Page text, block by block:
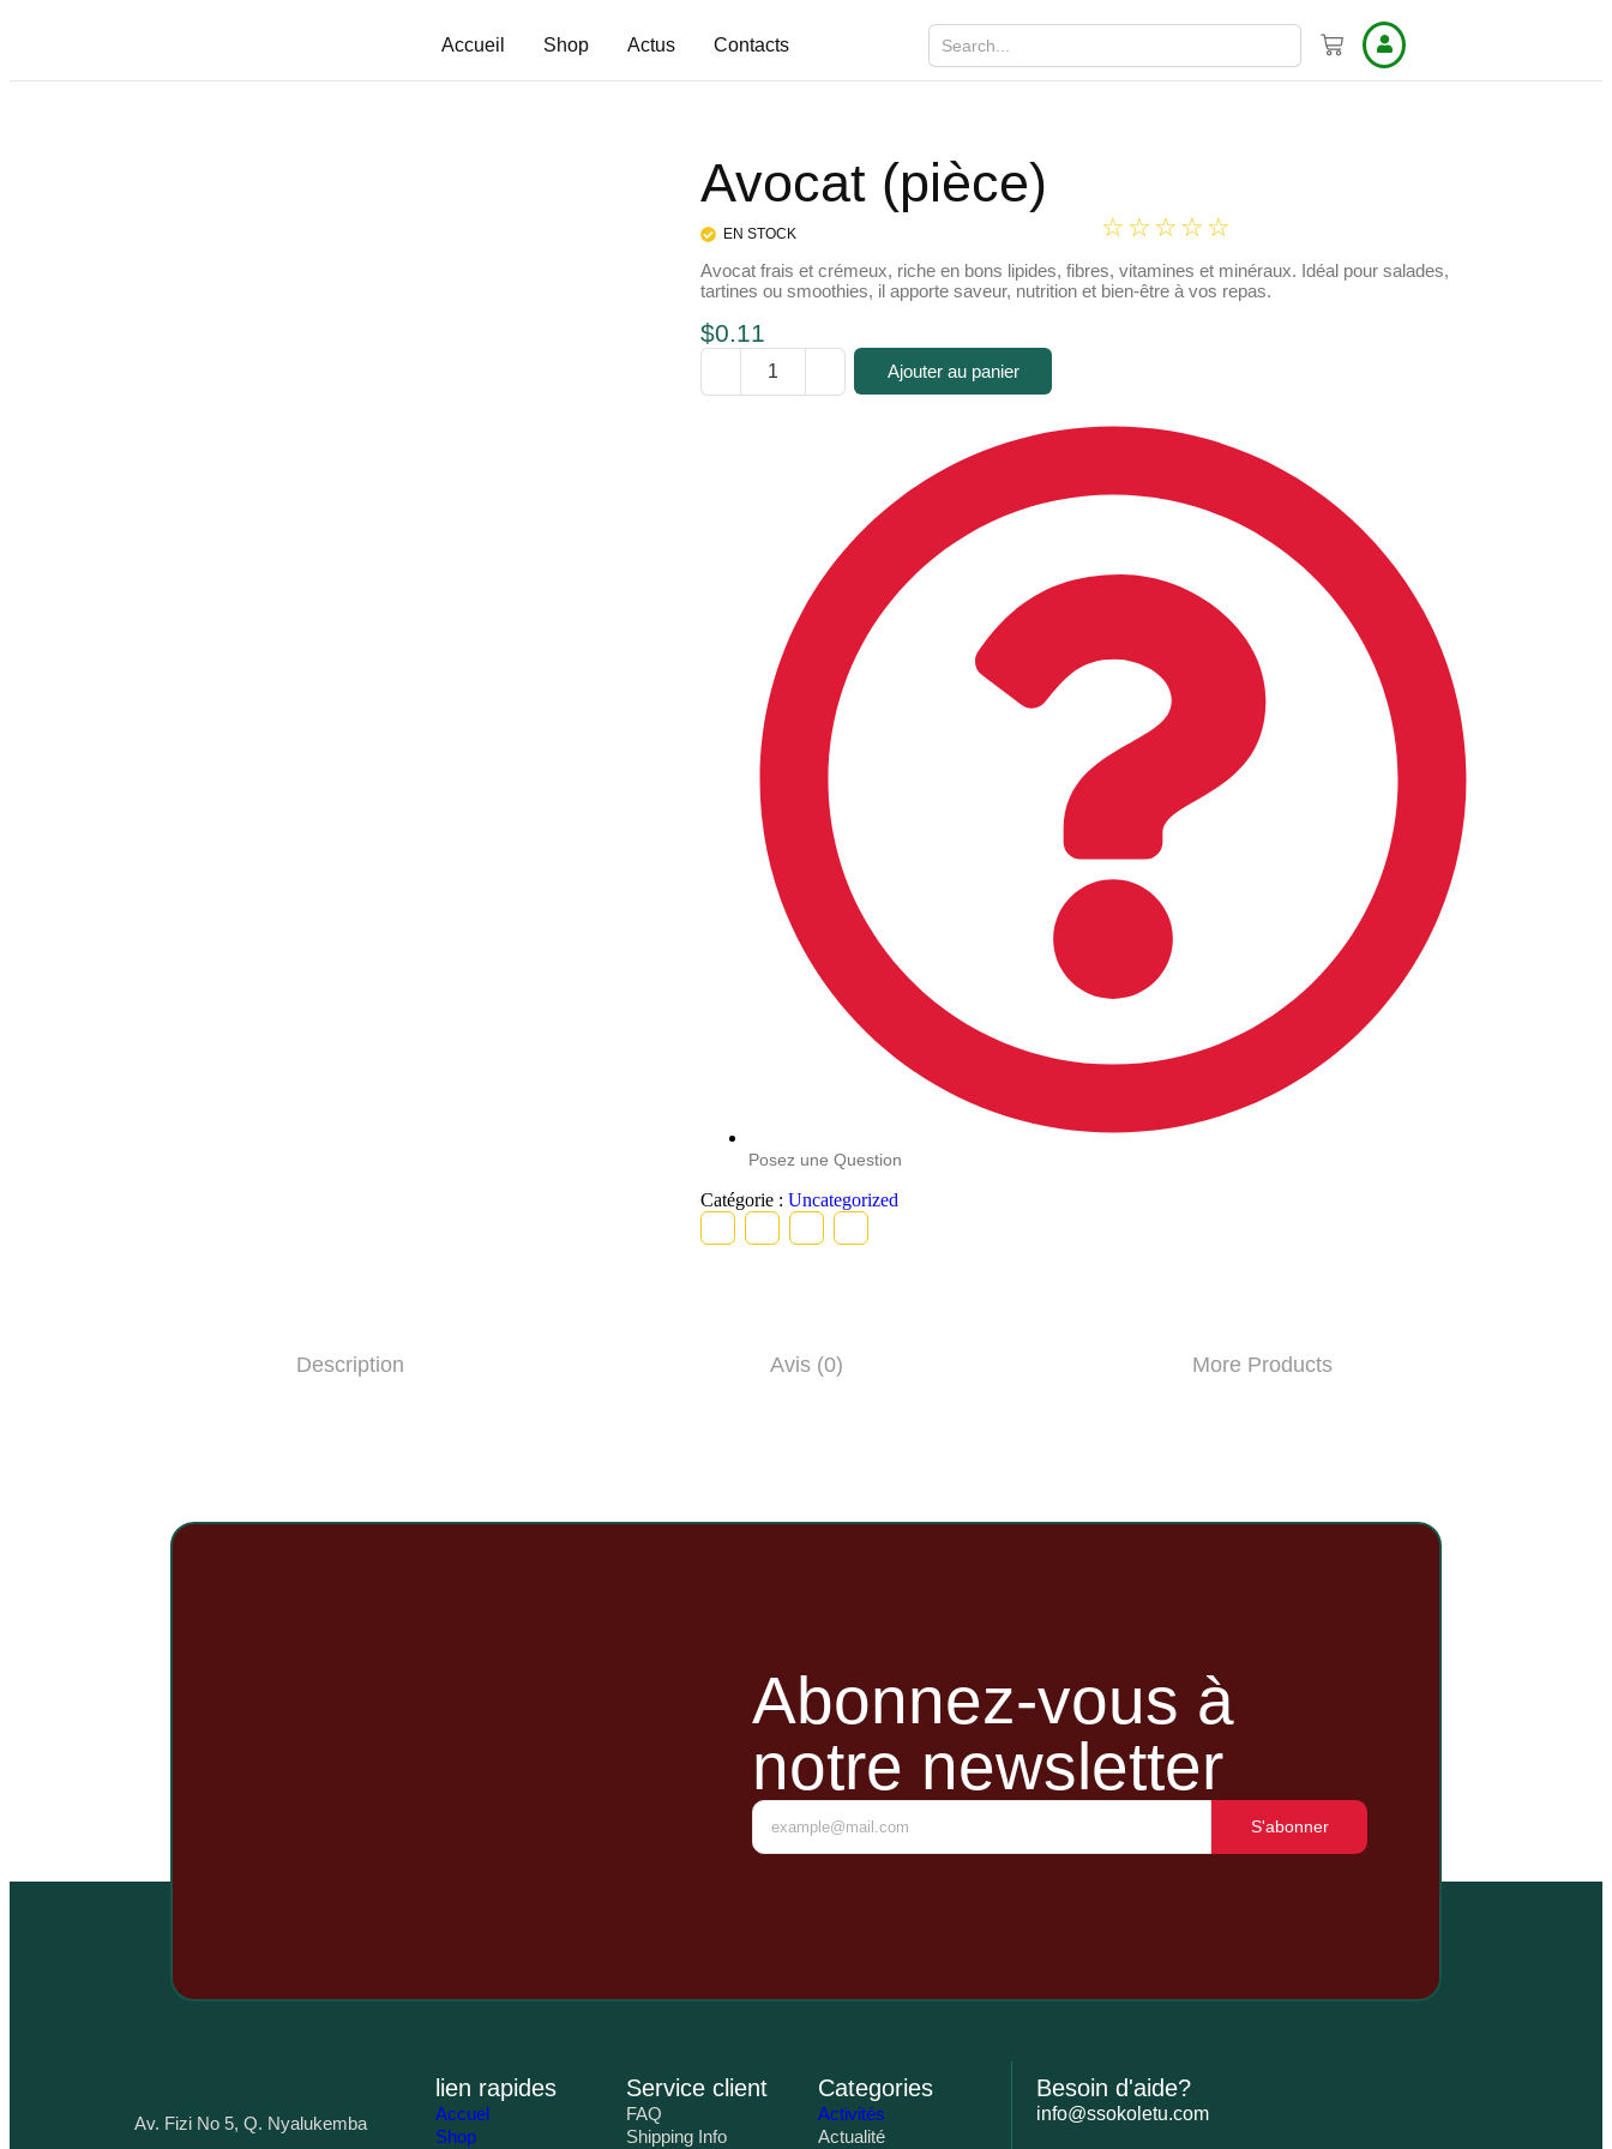
Accueil Shop Actus Contacts
Avocat (pièce)
EN STOCK ☆ ☆ ☆ ☆ ☆
Avocat frais et crémeux, riche en bons lipides, fibres, vitamines et minéraux. Idéal pour salades,
tartines ou smoothies, il apporte saveur, nutrition et bien-être à vos repas.
$0.11
Ajouter au panier
Posez une Question
Catégorie :Uncategorized
Description Avis (0) More Products
Abonnez-vous à
notre newsletter
S'abonner
Av. Fizi No 5, Q. Nyalukemba
lien rapides
Accuel
Shop
Service client
FAQ
Shipping Info
Categories
Activités
Actualité
Besoin d'aide?
info@ssokoletu.com